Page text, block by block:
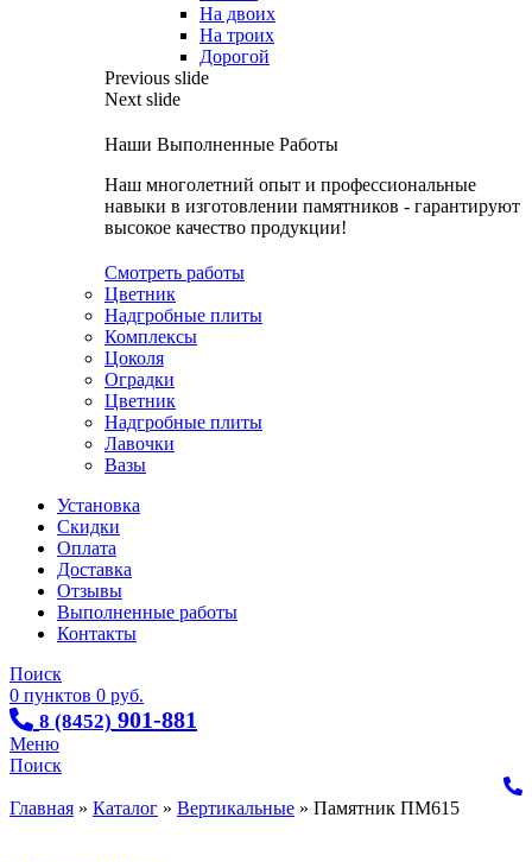
На двоих
На троих
Дорогой
Previous slide
Next slide
Наши Выполненные Работы
Наш многолетний опыт и профессиональные
навыки в изготовлении памятников - гарантируют
высокое качество продукции!
Смотреть работы
Цветник
Надгробные плиты
Комплексы
Цоколя
Оградки
Цветник
Надгробные плиты
Лавочки
Вазы
Установка
Скидки
Оплата
Доставка
Отзывы
Выполненные работы
Контакты
Поиск
0 пунктов 0 руб.
8 (8452) 901-881
Меню
Поиск
Главная » Каталог » Вертикальные » Памятник ПМ615